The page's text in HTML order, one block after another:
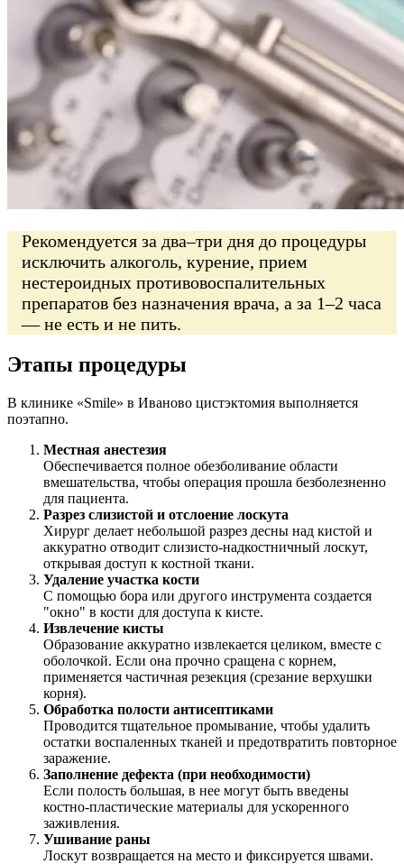
Рекомендуется за два–три дня до процедуры
исключить алкоголь, курение, прием
нестероидных противовоспалительных
препаратов без назначения врача, а за 1–2 часа
— не есть и не пить.
Этапы процедуры
В клинике «Smile» в Иваново цистэктомия выполняется
поэтапно.
Местная анестезия
Обеспечивается полное обезболивание области
вмешательства, чтобы операция прошла безболезненно
для пациента.
Разрез слизистой и отслоение лоскута
Хирург делает небольшой разрез десны над кистой и
аккуратно отводит слизисто-надкостничный лоскут,
открывая доступ к костной ткани.
Удаление участка кости
С помощью бора или другого инструмента создается
"окно" в кости для доступа к кисте.
Извлечение кисты
Образование аккуратно извлекается целиком, вместе с
оболочкой. Если она прочно сращена с корнем,
применяется частичная резекция (срезание верхушки
корня).
Обработка полости антисептиками
Проводится тщательное промывание, чтобы удалить
остатки воспаленных тканей и предотвратить повторное
заражение.
Заполнение дефекта (при необходимости)
Если полость большая, в нее могут быть введены
костно-пластические материалы для ускоренного
заживления.
Ушивание раны
Лоскут возвращается на место и фиксируется швами.